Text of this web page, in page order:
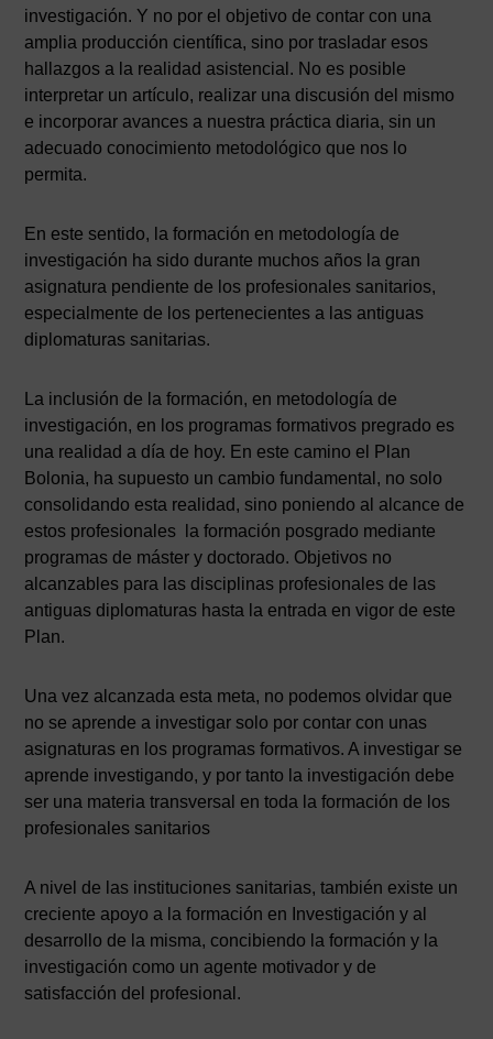
investigación. Y no por el objetivo de contar con una
amplia producción científica, sino por trasladar esos
hallazgos a la realidad asistencial. No es posible
interpretar un artículo, realizar una discusión del mismo
e incorporar avances a nuestra práctica diaria, sin un
adecuado conocimiento metodológico que nos lo
permita.
En este sentido, la formación en metodología de
investigación ha sido durante muchos años la gran
asignatura pendiente de los profesionales sanitarios,
especialmente de los pertenecientes a las antiguas
diplomaturas sanitarias.
La inclusión de la formación, en metodología de
investigación, en los programas formativos pregrado es
una realidad a día de hoy. En este camino el Plan
Bolonia, ha supuesto un cambio fundamental, no solo
consolidando esta realidad, sino poniendo al alcance de
estos profesionales la formación posgrado mediante
programas de máster y doctorado. Objetivos no
alcanzables para las disciplinas profesionales de las
antiguas diplomaturas hasta la entrada en vigor de este
Plan.
Una vez alcanzada esta meta, no podemos olvidar que
no se aprende a investigar solo por contar con unas
asignaturas en los programas formativos. A investigar se
aprende investigando, y por tanto la investigación debe
ser una materia transversal en toda la formación de los
profesionales sanitarios
A nivel de las instituciones sanitarias, también existe un
creciente apoyo a la formación en Investigación y al
desarrollo de la misma, concibiendo la formación y la
investigación como un agente motivador y de
satisfacción del profesional.